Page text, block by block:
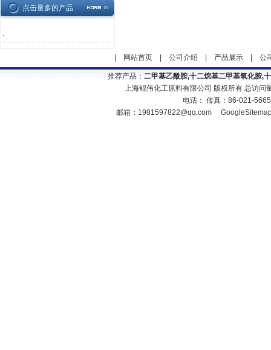
点击量多的产品
·
网站首页| 公司介绍 产品展示| 公
推荐产品： 二甲基乙酰胺,十二烷基二甲基氧化胺,
上海鲲伟化工原料有限公司 版权所有 总访问
电话： 传真：86-021-
邮箱： 1981597822@qq.com